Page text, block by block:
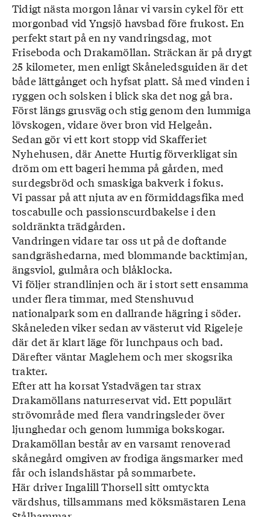
Tidigt nästa morgon lånar vi varsin cykel för ett
morgonbad vid Yngsjö havsbad före frukost. En
perfekt start på en ny vandringsdag, mot
Friseboda och Drakamöllan. Sträckan är på drygt
25 kilometer, men enligt Skåneledsguiden är det
både lättgånget och hyfsat platt. Så med vinden i
ryggen och solsken i blick ska det nog gå bra.
Först längs grusväg och stig genom den lummiga
lövskogen, vidare över bron vid Helgeån.
Sedan gör vi ett kort stopp vid Skafferiet
Nyhehusen, där Anette Hurtig förverkligat sin
dröm om ett bageri hemma på gården, med
surdegsbröd och smaskiga bakverk i fokus.
Vi passar på att njuta av en förmiddagsfika med
toscabulle och passionscurdbakelse i den
soldränkta trädgården.
Vandringen vidare tar oss ut på de doftande
sandgräshedarna, med blommande backtimjan,
ängsviol, gulmåra och blåklocka.
Vi följer strandlinjen och är i stort sett ensamma
under flera timmar, med Stenshuvud
nationalpark som en dallrande hägring i söder.
Skåneleden viker sedan av västerut vid Rigeleje
där det är klart läge för lunchpaus och bad.
Därefter väntar Maglehem och mer skogsrika
trakter.
Efter att ha korsat Ystadvägen tar strax
Drakamöllans naturreservat vid. Ett populärt
strövområde med flera vandringsleder över
ljunghedar och genom lummiga bokskogar.
Drakamöllan består av en varsamt renoverad
skånegård omgiven av frodiga ängsmarker med
får och islandshästar på sommarbete.
Här driver Ingalill Thorsell sitt omtyckta
värdshus, tillsammans med köksmästaren Lena